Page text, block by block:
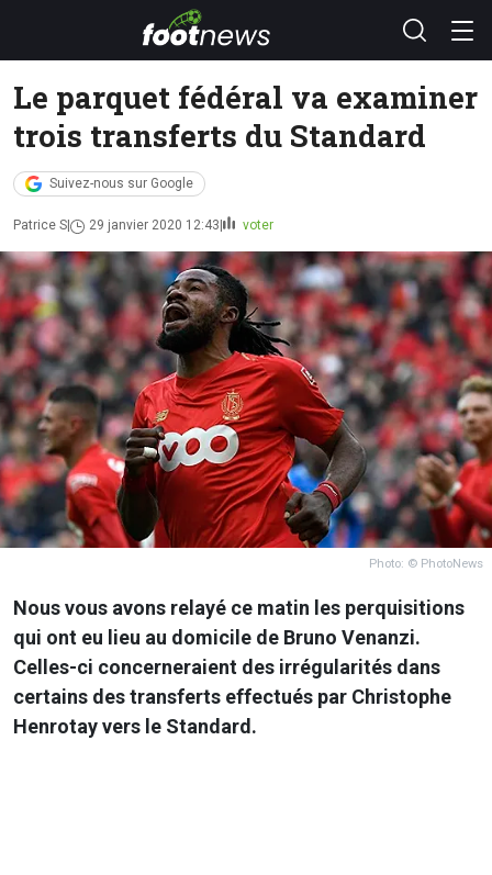
Le parquet fédéral va examiner
trois transferts du Standard
Suivez-nous sur Google
Patrice S 29 janvier 2020 12:43 voter
Photo: © PhotoNews
Nous vous avons relayé ce matin les perquisitions
qui ont eu lieu au domicile de Bruno Venanzi.
Celles-ci concerneraient des irrégularités dans
certains des transferts effectués par Christophe
Henrotay vers le Standard.